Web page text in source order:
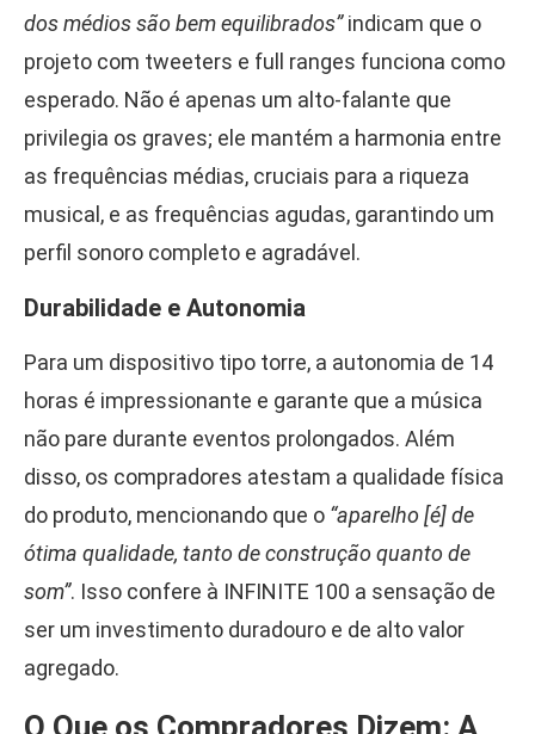
dos médios são bem equilibrados”indicam que o
projeto com tweeters e full ranges funciona como
esperado. Não é apenas um alto-falante que
privilegia os graves; ele mantém a harmonia entre
as frequências médias, cruciais para a riqueza
musical, e as frequências agudas, garantindo um
perfil sonoro completo e agradável.
Durabilidade e Autonomia
Para um dispositivo tipo torre, a autonomia de 14
horas é impressionante e garante que a música
não pare durante eventos prolongados. Além
disso, os compradores atestam a qualidade física
do produto, mencionando que o “aparelho [é] de
ótima qualidade, tanto de construção quanto de
som”. Isso confere à INFINITE 100 a sensação de
ser um investimento duradouro e de alto valor
agregado.